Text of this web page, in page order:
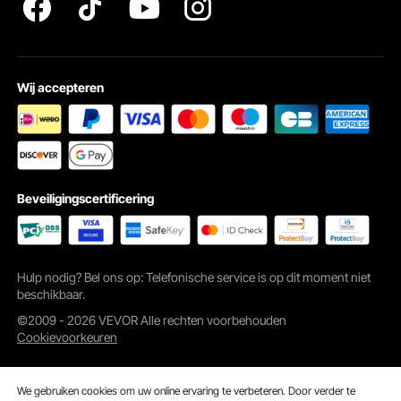
Wij accepteren
Beveiligingscertificering
Hulp nodig? Bel ons op: Telefonische service is op dit moment niet
beschikbaar.
©2009 - 2026 VEVOR Alle rechten voorbehouden
Cookievoorkeuren
We gebruiken cookies om uw online ervaring te verbeteren. Door verder te